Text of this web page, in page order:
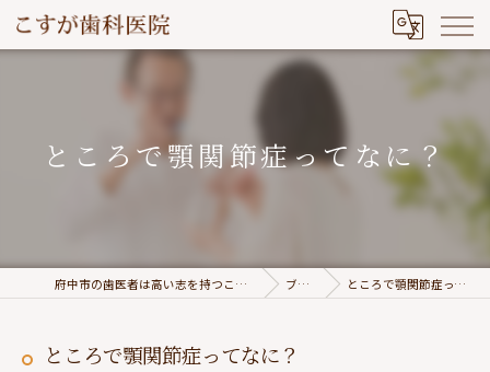
ところで顎関節症ってなに？
府中市の歯医者は高い志を持つこすが歯科医院 ブログ ところで顎関節症ってなに？
ところで顎関節症ってなに？